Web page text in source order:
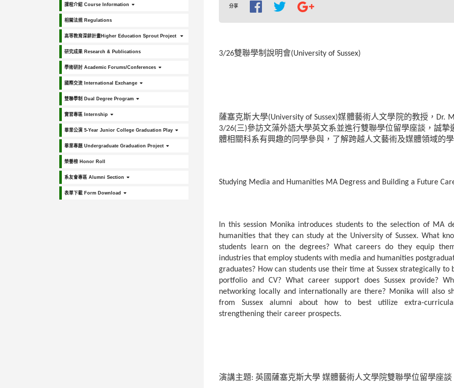
課程介紹 Course Information
相關法規 Regulations
高等教育深耕計畫Higher Education Sprout Project
研究成果 Research & Publications
學術研討 Academic Forums/Conferences
國際交流 International Exchange
雙聯學制 Dual Degree Program
實習專區 Internship
畢業公演 5-Year Junior College Graduation Play
畢業專題 Undergraduate Graduation Project
榮譽榜 Honor Roll
系友會專區 Alumni Section
表單下載 Form Download
分享
3/26雙聯學制說明會(University of Sussex)
薩塞克斯大學(University of Sussex)媒體藝術人文學院的教授， Dr.
3/26(三)參訪文藻外語大學英文系並進行雙聯學位留學座談，誠摯
體相關科系有興趣的同學參與，了解跨越人文藝術及媒體領域的學
Studying Media and Humanities MA Degress and Building a Future
In this session Monika introduces students to the selection of MA
humanities that they can study at the University of Sussex. What
students learn on the degrees? What careers do they equip
industries that employ students with media and humanities
graduates? How can students use their time at Sussex strategically
portfolio and CV? What career support does Sussex provide?
networking locally and internationally are there? Monika will also
from Sussex alumni about how to best utilize extra-
strengthening their career prospects.
演講主題: 英國薩塞克斯大學 媒體藝術人文學院雙聯學位留學座談